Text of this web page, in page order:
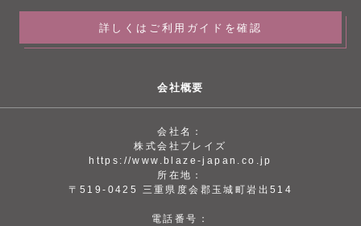
詳しくはご利用ガイドを確認
会社概要
会社名：
株式会社ブレイズ
https://www.blaze-japan.co.jp
所在地：
〒519-0425 三重県度会郡玉城町岩出514
電話番号：